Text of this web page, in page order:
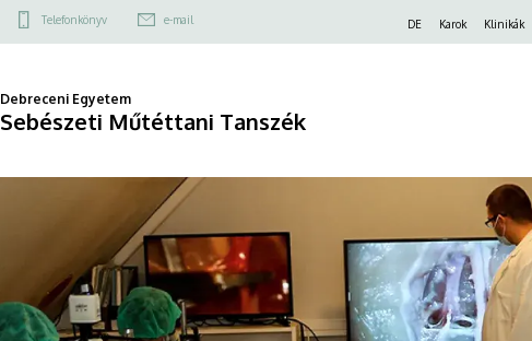
Telefonkönyv e-mail DE Karok Klinikák
Debreceni Egyetem
Sebészeti Műtéttani Tanszék